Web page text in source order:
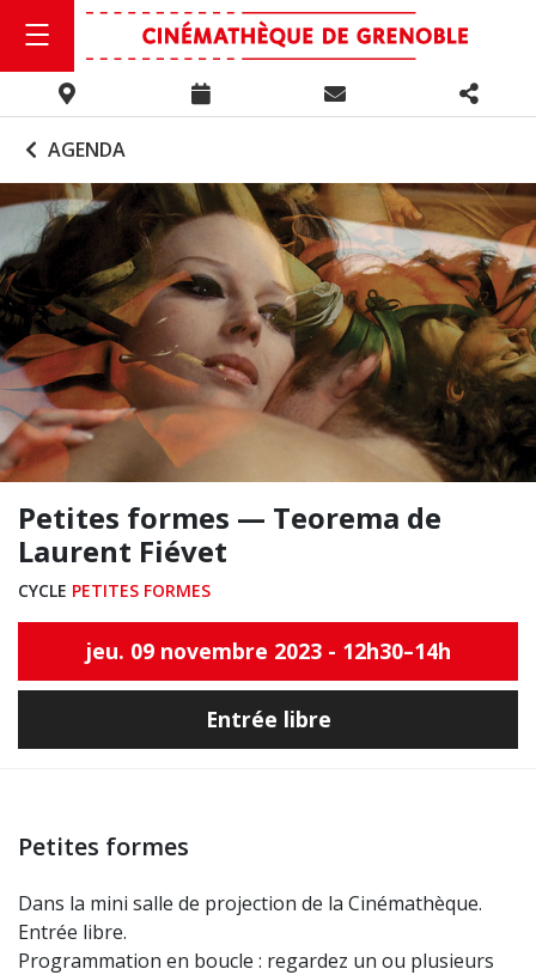
AGENDA
Petites formes — Teorema de
Laurent Fiévet
CYCLE PETITES FORMES
jeu. 09 novembre 2023 - 12h30–14h
Entrée libre
Petites formes
Dans la mini salle de projection de la Cinémathèque.
Entrée libre.
Programmation en boucle : regardez un ou plusieurs